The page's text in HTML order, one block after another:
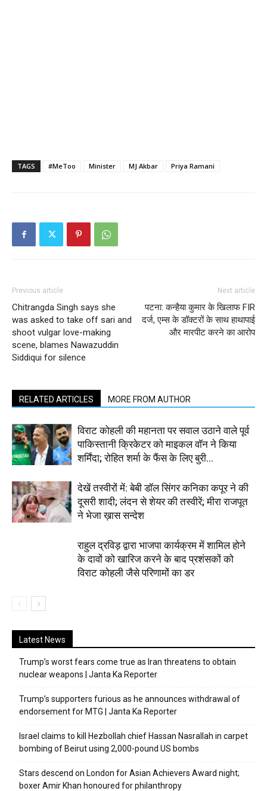
TAGS #MeToo Minister MJ Akbar Priya Ramani
Previous article
Chitrangda Singh says she
was asked to take off sari and
shoot vulgar love-making
scene, blames Nawazuddin
Siddiqui for silence
Next article
पटना: कन्हैया कुमार के खिलाफ FIR
दर्ज, एम्‍स के डॉक्टरों के साथ हाथापाई
और मारपीट करने का आरोप
RELATED ARTICLES MORE FROM AUTHOR
विराट कोहली की महानता पर सवाल उठाने वाले पूर्व
पाकिस्तानी क्रिकेटर को माइकल वॉन ने किया
शर्मिंदा; रोहित शर्मा के फैंस के लिए बुरी...
देखें तस्वीरों में: बेबी डॉल सिंगर कनिका कपूर ने की
दूसरी शादी; लंदन से शेयर की तस्वीरें; मीरा राजपूत
ने भेजा ख़ास सन्देश
राहुल द्रविड़ द्वारा भाजपा कार्यक्रम में शामिल होने
के दावों को खारिज करने के बाद प्रशंसकों को
विराट कोहली जैसे परिणामों का डर
Latest News
Trump’s worst fears come true as Iran threatens to obtain
nuclear weapons | Janta Ka Reporter
Trump’s supporters furious as he announces withdrawal of
endorsement for MTG | Janta Ka Reporter
Israel claims to kill Hezbollah chief Hassan Nasrallah in carpet
bombing of Beirut using 2,000-pound US bombs
Stars descend on London for Asian Achievers Award night;
boxer Amir Khan honoured for philanthropy